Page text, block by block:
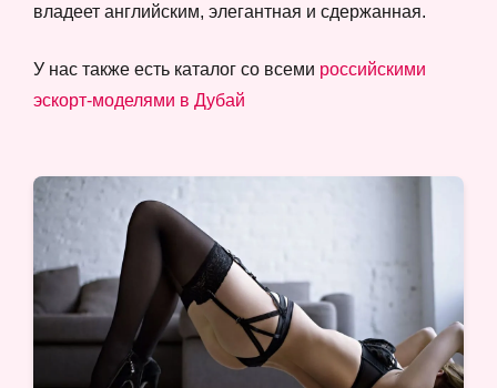
владеет английским, элегантная и сдержанная.
У нас также есть каталог со всеми российскими
эскорт-моделями в Дубай